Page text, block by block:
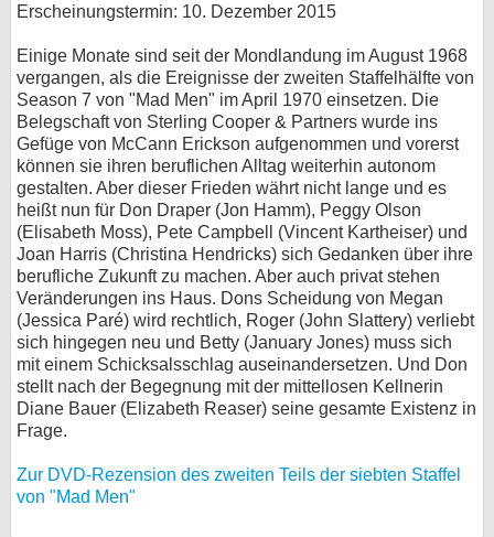
Erscheinungstermin: 10. Dezember 2015
Einige Monate sind seit der Mondlandung im August 1968
vergangen, als die Ereignisse der zweiten Staffelhälfte von
Season 7 von "Mad Men" im April 1970 einsetzen. Die
Belegschaft von Sterling Cooper & Partners wurde ins
Gefüge von McCann Erickson aufgenommen und vorerst
können sie ihren beruflichen Alltag weiterhin autonom
gestalten. Aber dieser Frieden währt nicht lange und es
heißt nun für Don Draper (Jon Hamm), Peggy Olson
(Elisabeth Moss), Pete Campbell (Vincent Kartheiser) und
Joan Harris (Christina Hendricks) sich Gedanken über ihre
berufliche Zukunft zu machen. Aber auch privat stehen
Veränderungen ins Haus. Dons Scheidung von Megan
(Jessica Paré) wird rechtlich, Roger (John Slattery) verliebt
sich hingegen neu und Betty (January Jones) muss sich
mit einem Schicksalsschlag auseinandersetzen. Und Don
stellt nach der Begegnung mit der mittellosen Kellnerin
Diane Bauer (Elizabeth Reaser) seine gesamte Existenz in
Frage.
Zur DVD-Rezension des zweiten Teils der siebten Staffel
von "Mad Men"